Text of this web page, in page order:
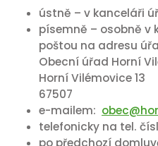
ústně – v kanceláři
písemně – osobně v
poštou na adresu
Obecní úřad Horní
Horní Vilémovice 13
67507
e-mailem:
telefonicky na tel.
po předchozí